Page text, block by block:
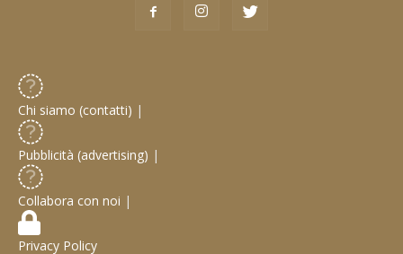
Chi siamo (contatti) |
Pubblicità (advertising) |
Collabora con noi |
Privacy Policy